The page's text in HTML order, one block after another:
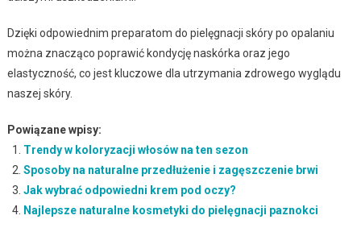
Dzięki odpowiednim preparatom do pielęgnacji skóry po opalaniu
można znacząco poprawić kondycję naskórka oraz jego
elastyczność, co jest kluczowe dla utrzymania zdrowego wyglądu
naszej skóry.
Powiązane wpisy:
Trendy w koloryzacji włosów na ten sezon
Sposoby na naturalne przedłużenie i zagęszczenie brwi
Jak wybrać odpowiedni krem pod oczy?
Najlepsze naturalne kosmetyki do pielęgnacji paznokci